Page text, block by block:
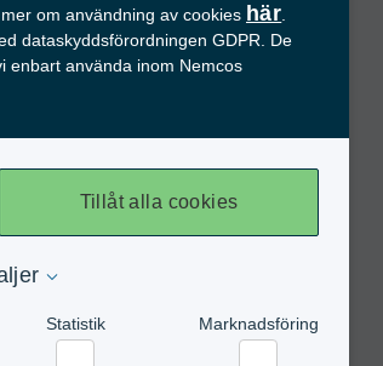
om användning av cookies här
dataskyddsförordningen GDPR. De
enbart använda inom Nemcos
Tillåt alla cookies
Statistik Marknadsföring